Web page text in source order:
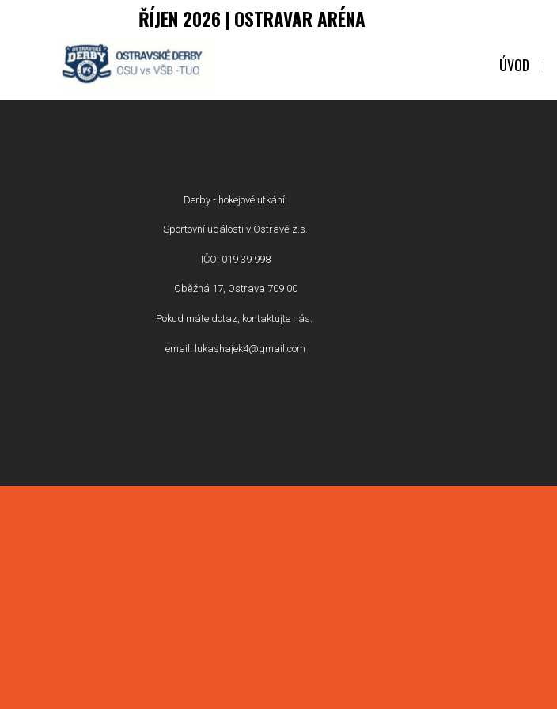
ŘÍJEN 2026 | OSTRAVAR ARÉNA
ÚVOD
Derby - hokejové utkání:
Sportovní události v Ostravě z.s.
IČO: 019 39 998
Oběžná 17, Ostrava 709 00
Pokud máte dotaz, kontaktujte nás:
email: lukashajek4@gmail.com